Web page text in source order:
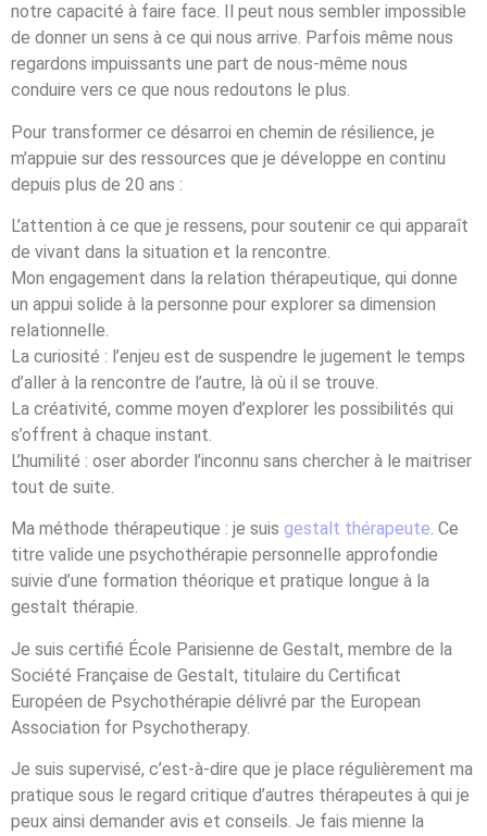
notre capacité à faire face. Il peut nous sembler impossible
de donner un sens à ce qui nous arrive. Parfois même nous
regardons impuissants une part de nous-même nous
conduire vers ce que nous redoutons le plus.
Pour transformer ce désarroi en chemin de résilience, je
m’appuie sur des ressources que je développe en continu
depuis plus de 20 ans :
L’attention à ce que je ressens, pour soutenir ce qui apparaît
de vivant dans la situation et la rencontre.
Mon engagement dans la relation thérapeutique, qui donne
un appui solide à la personne pour explorer sa dimension
relationnelle.
La curiosité : l’enjeu est de suspendre le jugement le temps
d’aller à la rencontre de l’autre, là où il se trouve.
La créativité, comme moyen d’explorer les possibilités qui
s’offrent à chaque instant.
L’humilité : oser aborder l’inconnu sans chercher à le maitriser
tout de suite.
Ma méthode thérapeutique : je suis gestalt thérapeute. Ce
titre valide une psychothérapie personnelle approfondie
suivie d’une formation théorique et pratique longue à la
gestalt thérapie.
Je suis certifié École Parisienne de Gestalt, membre de la
Société Française de Gestalt, titulaire du Certificat
Européen de Psychothérapie délivré par the European
Association for Psychotherapy.
­Je suis supervisé, c’est-à-dire que je place régulièrement ma
pratique sous le regard critique d’autres thérapeutes à qui je
peux ainsi demander avis et conseils. Je fais mienne la